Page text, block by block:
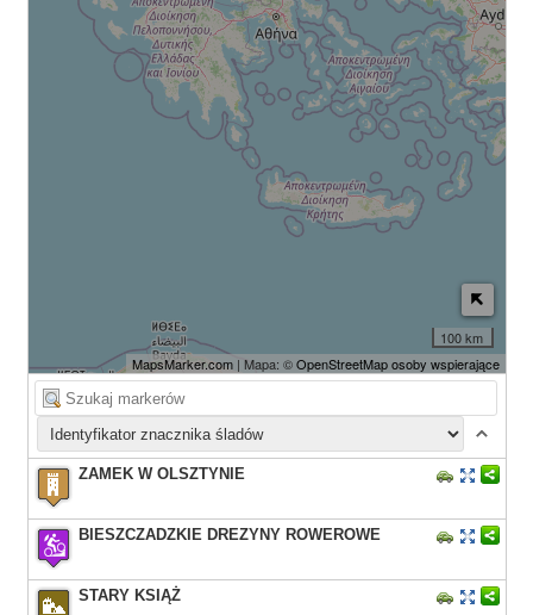
100 km
MapsMarker.com| Mapa: ©OpenStreetMap osoby wspierające
ZAMEK W OLSZTYNIE
BIESZCZADZKIE DREZYNY ROWEROWE
STARY KSIĄŻ